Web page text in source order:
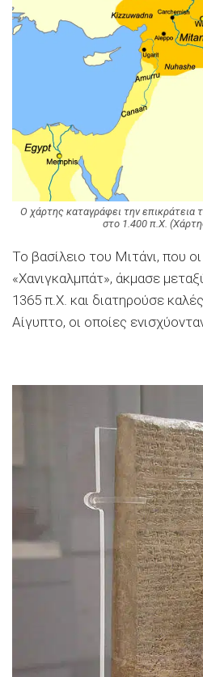
Ο χάρτης καταγράφει την επικράτεια
στο 1.400 π.Χ.
Το βασίλειο του Μιτάνι, που
«Χανιγκαλμπάτ», άκμασε
1365 π.Χ. και διατηρούσε
Αίγυπτο, οι οποίες